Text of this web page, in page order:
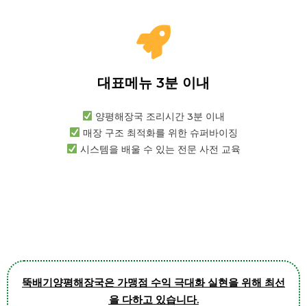
대표메뉴 3분 이내
양평해장국 조리시간 3분 이내
매장 구조 최적화를 위한 슈퍼바이징
시스템을 배울 수 있는 전문 사전 교육
뚝배기양평해장국은 가맹점 수익 극대화 실현을 위해 최선
을 다하고 있습니다.